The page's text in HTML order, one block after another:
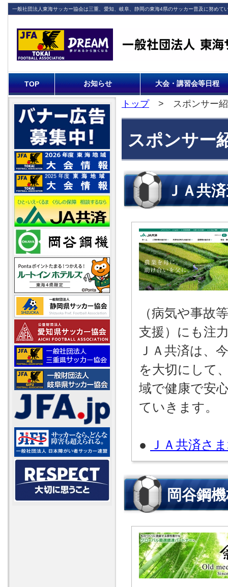
一般社団法人東海サッカー協会は三重、愛知、岐阜、静岡の東海4県のサッカー普及に努めて
大会・講習会等日程
お知らせ
TOP
トップ> スポンサー紹
スポンサー
ＪＡ共
（病気や事故
支援）にも注
ＪＡ共済は、
を大切にして
域で健康で安
ていきます。
● ＪＡ共済さ
岡谷鋼